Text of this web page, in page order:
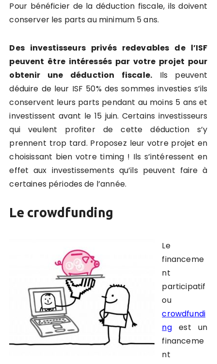
Pour bénéficier de la déduction fiscale, ils doivent
conserver les parts au minimum 5 ans.
Des investisseurs privés redevables de l’ISF
peuvent être intéressés par votre projet pour
obtenir une déduction fiscale. Ils peuvent
déduire de leur ISF 50% des sommes investies s’ils
conservent leurs parts pendant au moins 5 ans et
investissent avant le 15 juin. Certains investisseurs
qui veulent profiter de cette déduction s’y
prennent trop tard. Proposez leur votre projet en
choisissant bien votre timing ! Ils s’intéressent en
effet aux investissements qu’ils peuvent faire à
certaines périodes de l’année.
Le crowdfunding
Le
financeme
nt
participatif
ou
crowdfundi
ngest un
financeme
nt